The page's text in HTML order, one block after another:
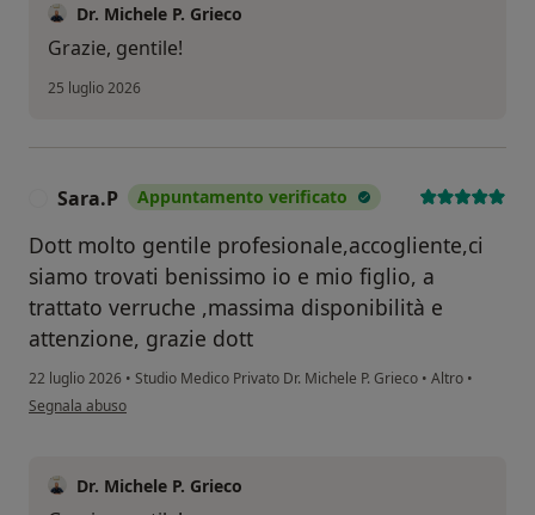
Dr. Michele P. Grieco
Grazie, gentile!
25 luglio 2026
Sara.P Appuntamento verificato
Dott molto gentile profesionale,accogliente,ci
siamo trovati benissimo io e mio figlio, a
trattato verruche ,massima disponibilità e
attenzione, grazie dott
22 luglio 2026 • Studio Medico Privato Dr. Michele P. Grieco • Altro •
secondo l'opinione dell'utente Sara.P
Segnala abuso
Dr. Michele P. Grieco